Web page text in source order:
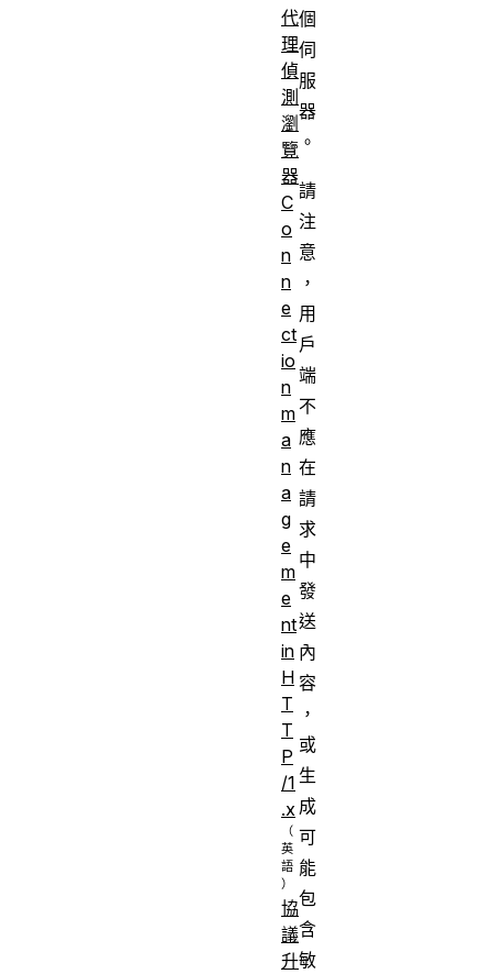
個
伺
服
器
。
請
注
意
，
用
戶
端
不
應
在
請
求
中
發
送
內
容
，
或
生
成
可
能
包
含
敏
代
理
偵
測
瀏
覽
器
C
o
n
n
e
ct
io
n
m
a
n
a
g
e
m
e
nt
in
H
T
T
P
/1
.x
協
議
升